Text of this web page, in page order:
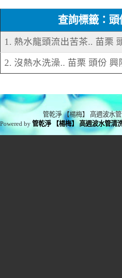
查詢標籤：頭
1. 熱水龍頭流出苦茶.. 苗栗
2. 沒熱水洗澡.. 苗栗 頭份 興
管乾淨 【楊梅】 高週波水
Powered by管乾淨 【楊梅】 高週波水管清